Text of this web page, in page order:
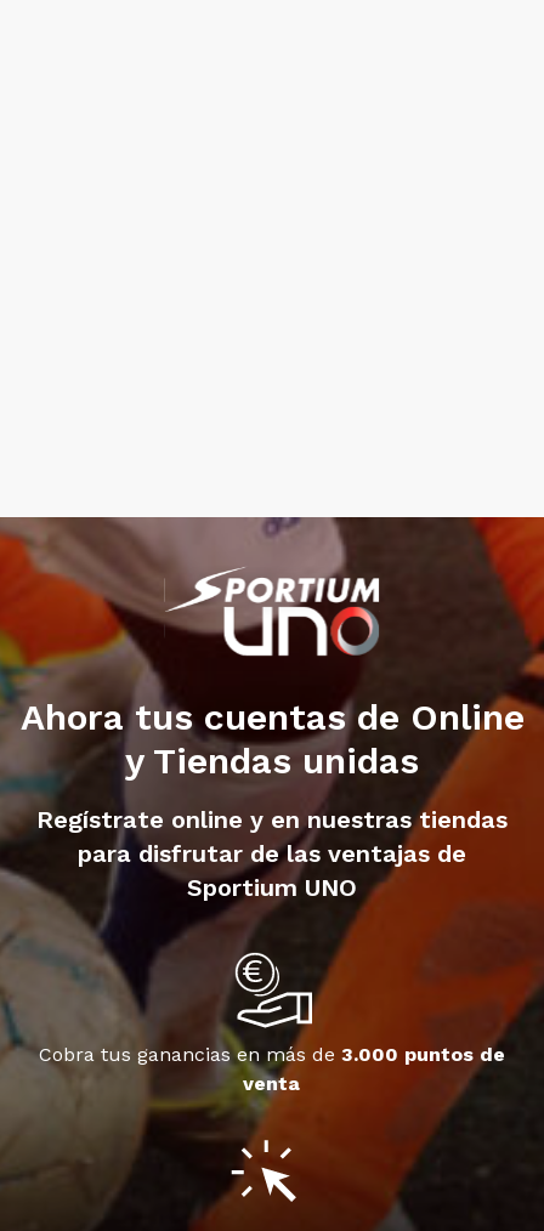
Ahora tus cuentas de Online
y Tiendas unidas
Regístrate online y en nuestras tiendas
para disfrutar de las ventajas de
Sportium UNO
Cobra tus ganancias en más de 3.000 puntos de
venta